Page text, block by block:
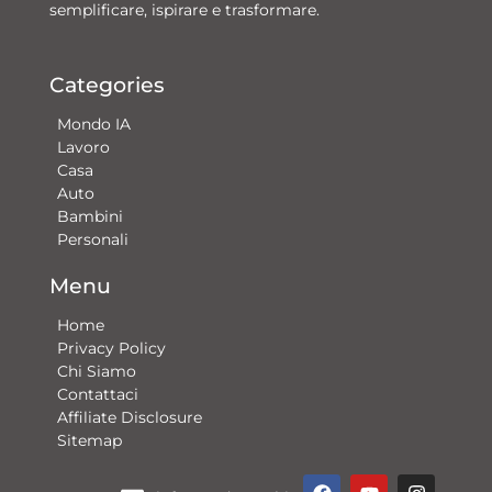
semplificare, ispirare e trasformare.
Categories
Mondo IA
Lavoro
Casa
Auto
Bambini
Personali
Menu
Home
Privacy Policy
Chi Siamo
Contattaci​
Affiliate Disclosure
Sitemap
F
Y
I
G